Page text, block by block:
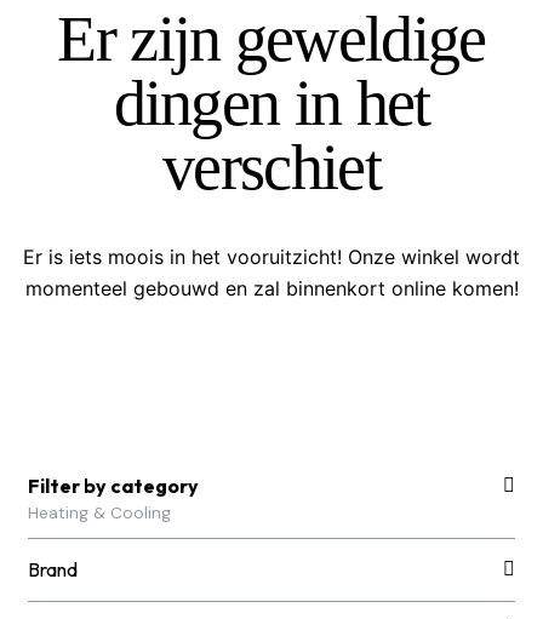
Er zijn geweldige
dingen in het
verschiet
Er is iets moois in het vooruitzicht! Onze winkel wordt
momenteel gebouwd en zal binnenkort online komen!
Filter by category
Heating & Cooling
Brand